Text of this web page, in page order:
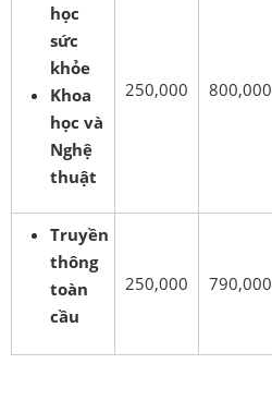
học
sức
khỏe
Khoa
học và
Nghệ
thuật
250,000 800,000
Truyền
thông
toàn
cầu
250,000 790,000